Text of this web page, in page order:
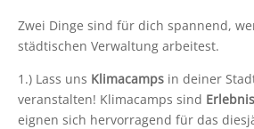
Zwei Dinge sind für dich spannend,
städtischen Verwaltung arbeitest.
1.) Lass uns Klimacamps in deiner
veranstalten! Klimacamps sind
eignen sich hervorragend für das